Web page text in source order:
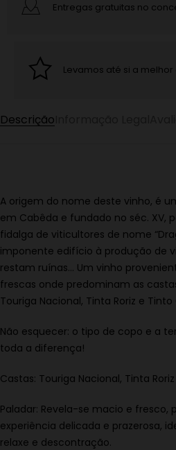
Entregas gratuitas no
Levamos até si a
Descrição
A origem do nome deste vinho, é
em Cabêda e fundado no séc. XV,
fidalga de viticultores de nome
imponente edifício à produção de
restam ruínas… Um vinho
frescas onde predominam as
Touriga Nacional, Tinta Roriz e Tinto
Não esquecer: o tipo de copo e a
toda a diferença!
Castas: Touriga Nacional, Tinta
Paladar: Revela-se macio e fresco,
experiência delicada e prazerosa,
relaxe e descontração.